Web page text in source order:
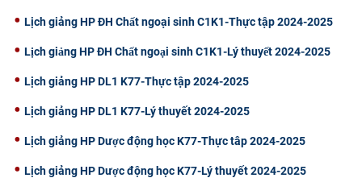
Lịch giảng HP ĐH Chất ngoại sinh C1K1-Thực tập 2024-2025
Lịch giảng HP ĐH Chất ngoại sinh C1K1-Lý thuyết 2024-2025
Lịch giảng HP DL1 K77-Thực tập 2024-2025
Lịch giảng HP DL1 K77-Lý thuyết 2024-2025
Lịch giảng HP Dược động học K77-Thực tâp 2024-2025
Lịch giảng HP Dược động học K77-Lý thuyết 2024-2025